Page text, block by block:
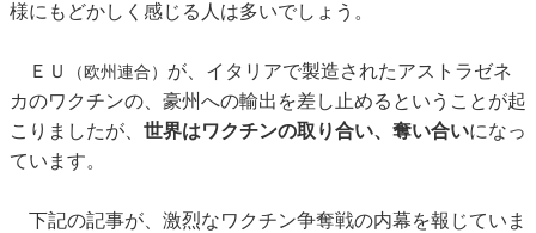
様にもどかしく感じる人は多いでしょう。
ＥＵ （欧州連合） が、イタリアで製造されたアストラゼネ
カのワクチンの、豪州への輸出を差し止めるということが起
こりましたが、 世界はワクチンの取り合い、奪い合いになっ
ています。
下記の記事が、激烈なワクチン争奪戦の内幕を報じていま